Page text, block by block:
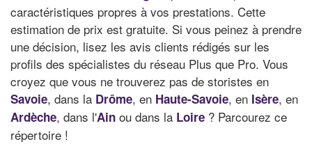
caractéristiques propres à vos prestations. Cette
estimation de prix est gratuite. Si vous peinez à prendre
une décision, lisez les avis clients rédigés sur les
profils des spécialistes du réseau Plus que Pro. Vous
croyez que vous ne trouverez pas de storistes en
Savoie, dans la Drôme, en Haute-Savoie, en Isère, en
Ardèche, dans l'Ain ou dans la Loire ? Parcourez ce
répertoire !